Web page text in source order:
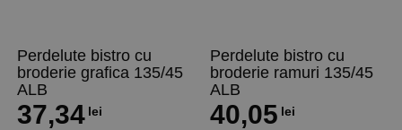
Perdelute bistro cu
broderie grafica 135/45
ALB
37,34 lei
Perdelute bistro cu
broderie ramuri 135/45
ALB
40,05 lei